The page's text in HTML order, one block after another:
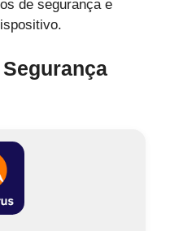
de segurança e